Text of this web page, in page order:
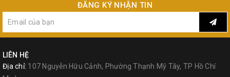
#TOLSEN#AKKOSTAR#ASAKI#MAKITA
ĐĂNG KÝ NHẬN TIN
LIÊN HỆ
Địa chỉ: 107 Nguyễn Hữu Cảnh, Phường Thạnh Mỹ Tây, TP Hồ Chí